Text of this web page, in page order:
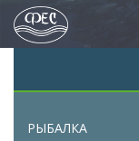
РЫБАЛКА